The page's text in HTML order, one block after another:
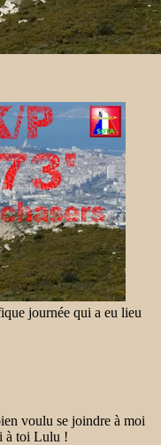
journée qui a eu lieu
voulu se joindre à moi
à toi Lulu !